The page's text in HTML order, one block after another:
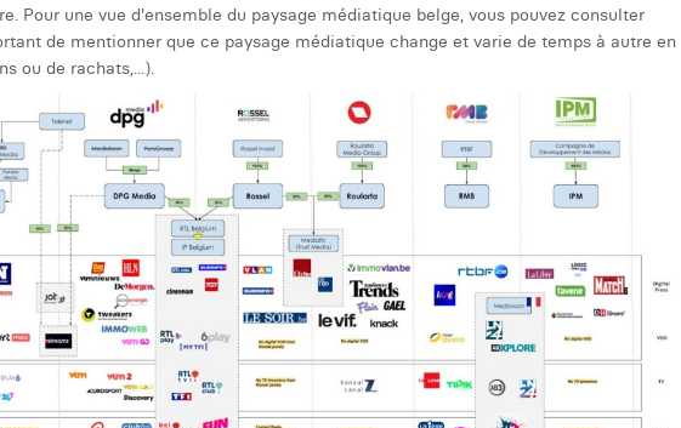
Pour une vue d'ensemble du paysage médiatique belge, vous pouvez consulter
de mentionner que ce paysage médiatique change et varie de temps à autre en
ou de rachats,...).